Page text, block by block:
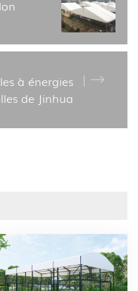
à énergies
de Jinhua